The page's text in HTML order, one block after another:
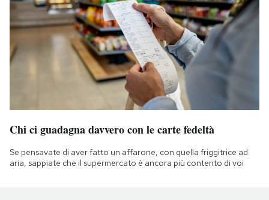
Chi ci guadagna davvero con le carte fedeltà
Se pensavate di aver fatto un affarone, con quella friggitrice ad
aria, sappiate che il supermercato è ancora più contento di voi